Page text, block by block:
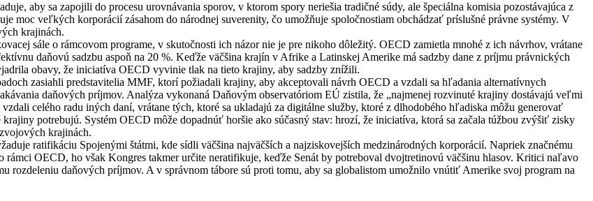
aby sa zapojili do procesu urovnávania sporov, v ktorom spory neriešia tradičné súdy, ale špeciálna komisia pozostávajúca z
moc veľkých korporácií zásahom do národnej suverenity, čo umožňuje spoločnostiam obchádzať príslušné právne systémy. V
krajinách.
sále o rámcovom programe, v skutočnosti ich názor nie je pre nikoho dôležitý. OECD zamietla mnohé z ich návrhov, vrátane
daňovú sadzbu aspoň na 20 %. Keďže väčšina krajín v Afrike a Latinskej Amerike má sadzby dane z príjmu právnických
obavy, že iniciatíva OECD vyvinie tlak na tieto krajiny, aby sadzby znížili.
zasiahli predstavitelia MMF, ktorí požiadali krajiny, aby akceptovali návrh OECD a vzdali sa hľadania alternatívnych
daňových príjmov. Analýza vykonaná Daňovým observatóriom EÚ zistila, že „najmenej rozvinuté krajiny dostávajú veľmi
celého radu iných daní, vrátane tých, ktoré sa ukladajú za digitálne služby, ktoré z dlhodobého hľadiska môžu generovať
potrebujú. Systém OECD môže dopadnúť horšie ako súčasný stav: hrozí, že iniciatíva, ktorá sa začala túžbou zvýšiť zisky
krajinách.
ratifikáciu Spojenými štátmi, kde sídli väčšina najväčších a najziskovejších medzinárodných korporácií. Napriek značnému
OECD, ho však Kongres takmer určite neratifikuje, keďže Senát by potreboval dvojtretinovú väčšinu hlasov. Kritici naľavo
rozdeleniu daňových príjmov. A v správnom tábore sú proti tomu, aby sa globalistom umožnilo vnútiť Amerike svoj program na